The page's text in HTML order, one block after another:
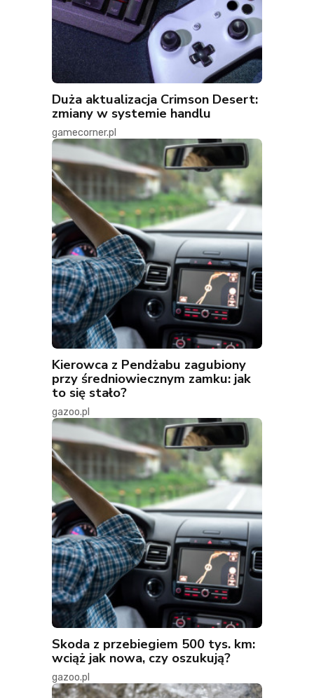
Duża aktualizacja Crimson Desert:
zmiany w systemie handlu
gamecorner.pl
Kierowca z Pendżabu zagubiony
przy średniowiecznym zamku: jak
to się stało?
gazoo.pl
Skoda z przebiegiem 500 tys. km:
wciąż jak nowa, czy oszukują?
gazoo.pl